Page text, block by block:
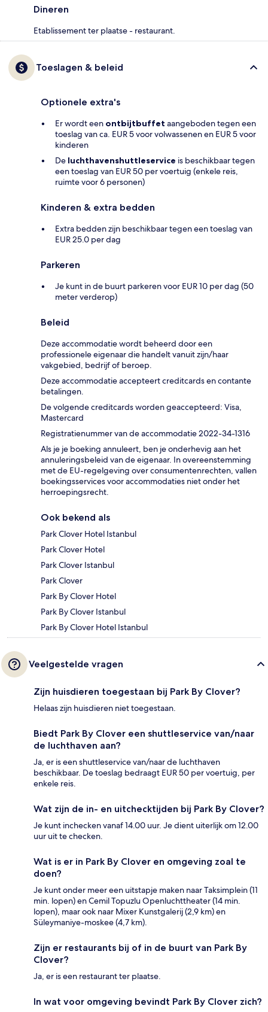
Dineren
Etablissement ter plaatse - restaurant.
Toeslagen & beleid
Optionele extra's
Er wordt een ontbijtbuffet aangeboden tegen een
toeslag van ca. EUR 5 voor volwassenen en EUR 5 voor
kinderen
De luchthavenshuttleservice is beschikbaar tegen
een toeslag van EUR 50 per voertuig (enkele reis,
ruimte voor 6 personen)
Kinderen & extra bedden
Extra bedden zijn beschikbaar tegen een toeslag van
EUR 25.0 per dag
Parkeren
Je kunt in de buurt parkeren voor EUR 10 per dag (50
meter verderop)
Beleid
Deze accommodatie wordt beheerd door een
professionele eigenaar die handelt vanuit zijn/haar
vakgebied, bedrijf of beroep.
Deze accommodatie accepteert creditcards en contante
betalingen.
De volgende creditcards worden geaccepteerd: Visa,
Mastercard
Registratienummer van de accommodatie 2022-34-1316
Als je je boeking annuleert, ben je onderhevig aan het
annuleringsbeleid van de eigenaar. In overeenstemming
met de EU-regelgeving over consumentenrechten, vallen
boekingsservices voor accommodaties niet onder het
herroepingsrecht.
Ook bekend als
Park Clover Hotel Istanbul
Park Clover Hotel
Park Clover Istanbul
Park Clover
Park By Clover Hotel
Park By Clover Istanbul
Park By Clover Hotel Istanbul
Veelgestelde vragen
Zijn huisdieren toegestaan bij Park By Clover?
Helaas zijn huisdieren niet toegestaan.
Biedt Park By Clover een shuttleservice van/naar
de luchthaven aan?
Ja, er is een shuttleservice van/naar de luchthaven
beschikbaar. De toeslag bedraagt EUR 50 per voertuig, per
enkele reis.
Wat zijn de in- en uitchecktijden bij Park By Clover?
Je kunt inchecken vanaf 14.00 uur. Je dient uiterlijk om 12.00
uur uit te checken.
Wat is er in Park By Clover en omgeving zoal te
doen?
Je kunt onder meer een uitstapje maken naar Taksimplein (11
min. lopen) en Cemil Topuzlu Openluchttheater (14 min.
lopen), maar ook naar Mixer Kunstgalerij (2,9 km) en
Süleymaniye-moskee (4,7 km).
Zijn er restaurants bij of in de buurt van Park By
Clover?
Ja, er is een restaurant ter plaatse.
In wat voor omgeving bevindt Park By Clover zich?